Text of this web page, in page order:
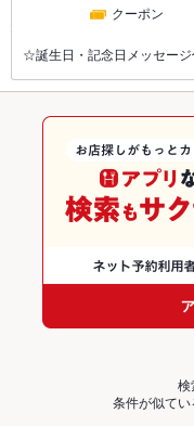
クーポン
☆誕生日・記念日メッセー
検
条件が似て